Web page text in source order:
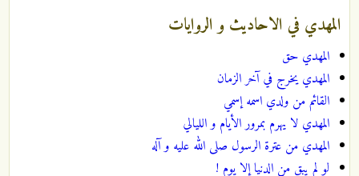
المهدي في الاحاديث و الروايات
المهدي حق
المهدي يخرج في آخر الزمان
القائم من ولدي اسمه إسمي
المهدي لا يهرم بمرور الأيام و الليالي
المهدي من عترة الرسول صلى الله عليه و آله
لو لم يبق من الدنيا إلا يوم !